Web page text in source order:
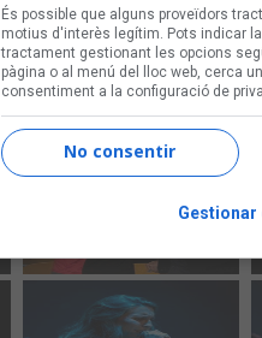
És possible que alguns proveïdors
motius d'interès legítim. Pots indicar
tractament gestionant les opcions
pàgina o al menú del lloc web, cerca
consentiment a la configuració de
No consentir
Gestionar